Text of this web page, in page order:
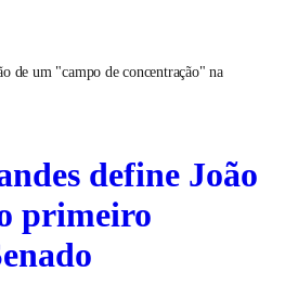
de um "campo de concentração" na
define João
primeiro